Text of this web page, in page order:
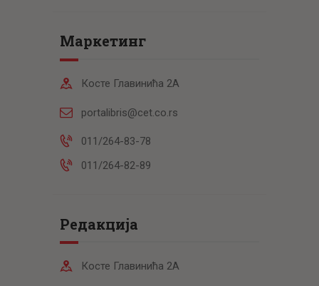
Маркетинг
Косте Главинића 2А
portalibris@cet.co.rs
011/264-83-78
011/264-82-89
Редакција
Косте Главинића 2А